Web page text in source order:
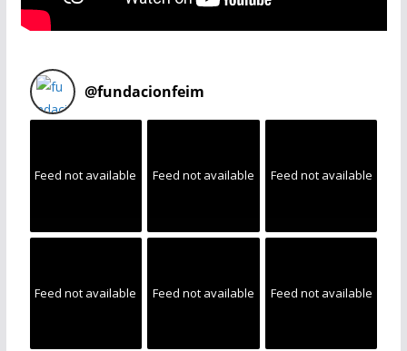
@fundacionfeim
Feed not available Feed not available Feed not available
Feed not available Feed not available Feed not available